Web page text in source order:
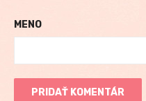
MENO